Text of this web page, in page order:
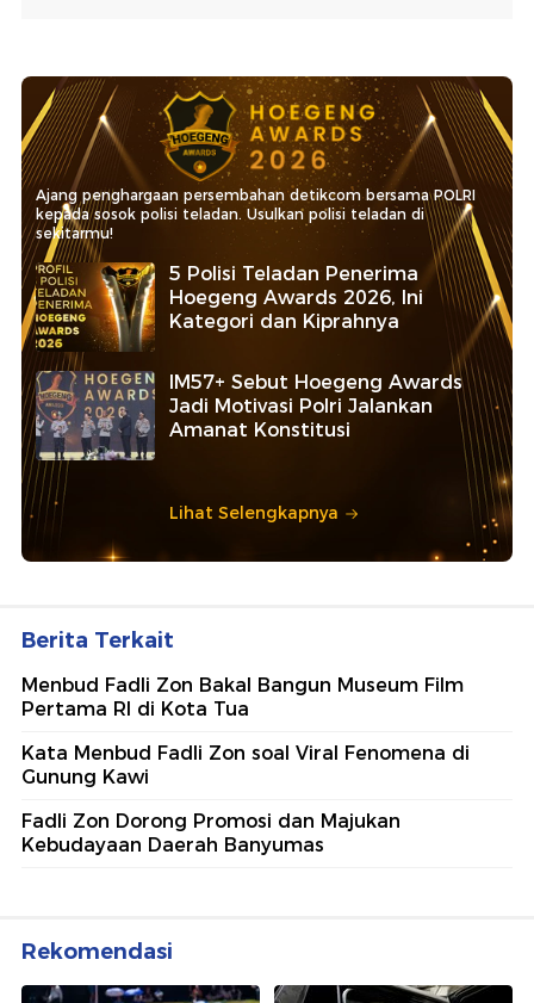
Ajang penghargaan persembahan detikcom bersama POLRI
kepada sosok polisi teladan. Usulkan polisi teladan di
sekitarmu!
5 Polisi Teladan Penerima
Hoegeng Awards 2026, Ini
Kategori dan Kiprahnya
IM57+ Sebut Hoegeng Awards
Jadi Motivasi Polri Jalankan
Amanat Konstitusi
Lihat Selengkapnya
Berita Terkait
Menbud Fadli Zon Bakal Bangun Museum Film
Pertama RI di Kota Tua
Kata Menbud Fadli Zon soal Viral Fenomena di
Gunung Kawi
Fadli Zon Dorong Promosi dan Majukan
Kebudayaan Daerah Banyumas
Rekomendasi